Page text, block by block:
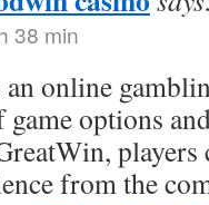
38 min
an online
game options
players
from the